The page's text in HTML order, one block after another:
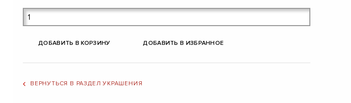
ДОБАВИТЬ В КОРЗИНУ ДОБАВИТЬ В ИЗБРАННОЕ
ВЕРНУТЬСЯ В РАЗДЕЛ УКРАШЕНИЯ